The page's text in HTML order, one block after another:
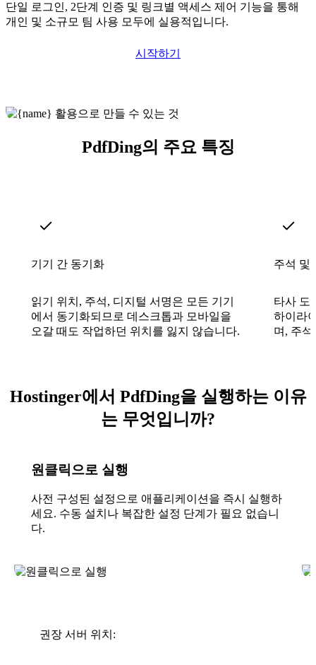
단일 로그인, 2단계 인증 및 링크별 액세스 제어 기능을 통해
개인 및 소규모 팀 사용 모두에 실용적입니다.
시작하기
PdfDing의 주요 특징
기기 간 동기화
읽기 위치, 주석, 디지털 서명은 모든 기기
에서 동기화되므로 데스크톱과 모바일을
오갈 때도 작업하던 위치를 잃지 않습니다.
주석 및
타사 도
하이라
며, 주
Hostinger에서 PdfDing을 실행하는 이유
는 무엇입니까?
원클릭으로 실행
사전 구성된 설정으로 애플리케이션을 즉시 실행하
세요. 수동 설치나 복잡한 설정 단계가 필요 없습니
다.
권장 서버 위치: